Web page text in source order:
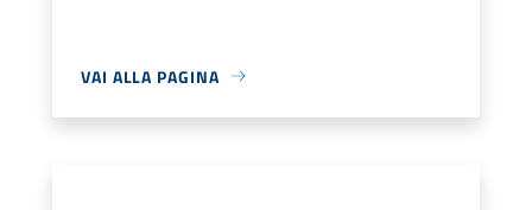
VAI ALLA PAGINA